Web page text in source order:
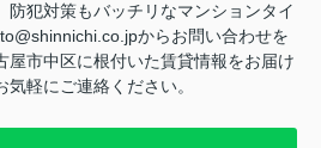
防犯対策もバッチリなマンションタイ
からお問い合わせを
屋市中区に根付いた賃貸情報をお届け
軽にご連絡ください。